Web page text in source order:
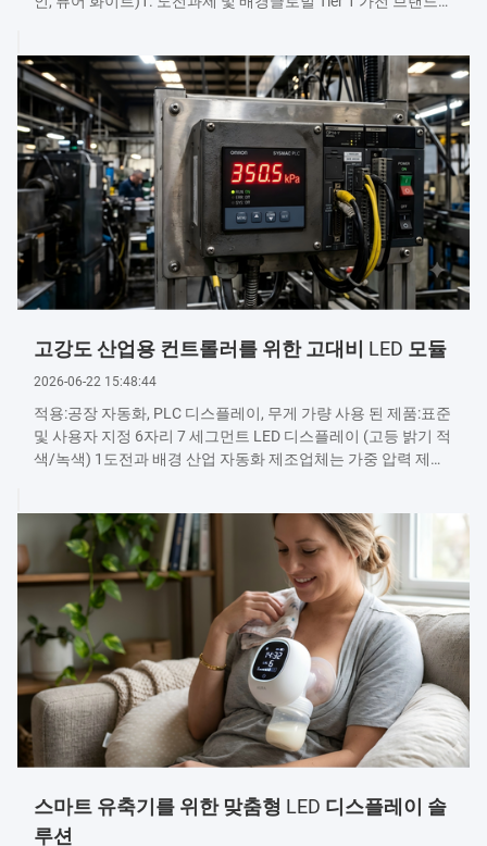
미학을 달성할 수 있는 제어판 디스플레이가 필요했습니다. 주
요 과제는 공간 제약(두께 $< 4text{mm}$), 엄격한 색상 균일성,
세그먼트 간 빛번짐 제로였습니다.2. 우리의 솔루션우리는 고효
율 InGaN 백...
고강도 산업용 컨트롤러를 위한 고대비 LED 모듈
2026-06-22 15:48:44
적용:공장 자동화, PLC 디스플레이, 무게 가량 사용 된 제품:표준
및 사용자 지정 6자리 7 세그먼트 LED 디스플레이 (고등 밝기 적
색/녹색) 1도전과 배경 산업 자동화 제조업체는 가중 압력 제어
을 씻어냅니다. 2우리의 해결책 우리는 우리의 산업용056인치
6자리 LED 디스플레이 모듈강화된 견고성으로 높은 콘트라스
트와 밝기:고강도 AlGaInP 빨간 칩을 사용 하 여 50 이상의 출력
MCD세그먼트별로, ...
스마트 유축기를 위한 맞춤형 LED 디스플레이 솔
루션